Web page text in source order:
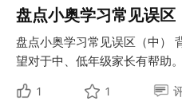
盘点小奥学习常见误区
盘点小奥学习常见误区（中）
望对于中、低年级家长有帮助
1
1